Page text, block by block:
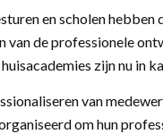
en scholen
van de professionele
zijn nu in
van
om hun